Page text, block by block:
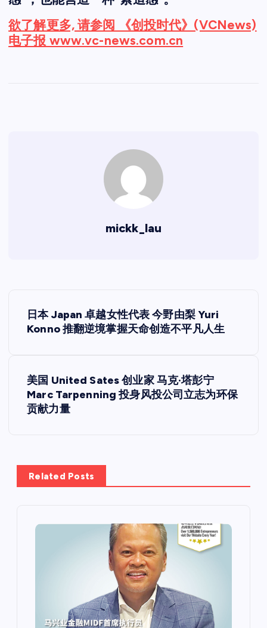
欲了解更多, 请参阅 《创投时代》(VCNews)
电子报 www.vc-news.com.cn
mickk_lau
文
章
航
日本 Japan 卓越女性代表 今野由梨 Yuri
Konno 推翻逆境掌握天命创造不平凡人生
美国 United Sates 创业家 马克·塔彭宁
Marc Tarpenning 投身风投公司立志为环保
贡献力量
Related Posts